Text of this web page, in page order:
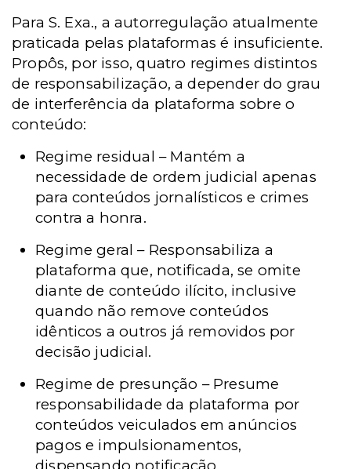
Para S. Exa., a autorregulação atualmente
praticada pelas plataformas é insuficiente.
Propôs, por isso, quatro regimes distintos
de responsabilização, a depender do grau
de interferência da plataforma sobre o
conteúdo:
Regime residual – Mantém a
necessidade de ordem judicial apenas
para conteúdos jornalísticos e crimes
contra a honra.
Regime geral – Responsabiliza a
plataforma que, notificada, se omite
diante de conteúdo ilícito, inclusive
quando não remove conteúdos
idênticos a outros já removidos por
decisão judicial.
Regime de presunção – Presume
responsabilidade da plataforma por
conteúdos veiculados em anúncios
pagos e impulsionamentos,